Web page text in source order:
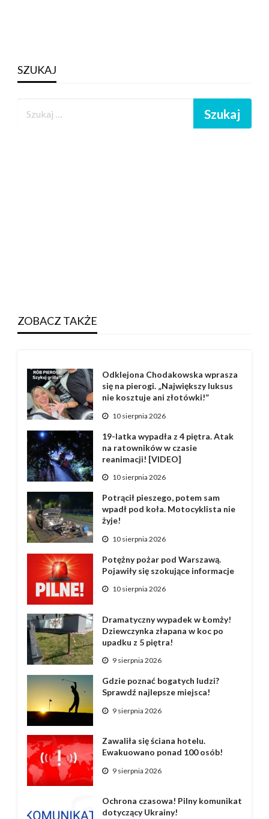
SZUKAJ
ZOBACZ TAKŻE
Odklejona Chodakowska wprasza
się na pierogi. „Największy luksus
nie kosztuje ani złotówki!”
10 sierpnia 2026
19-latka wypadła z 4 piętra. Atak
na ratowników w czasie
reanimacji! [VIDEO]
10 sierpnia 2026
Potrącił pieszego, potem sam
wpadł pod koła. Motocyklista nie
żyje!
10 sierpnia 2026
Potężny pożar pod Warszawą.
Pojawiły się szokujące informacje
10 sierpnia 2026
Dramatyczny wypadek w Łomży!
Dziewczynka złapana w koc po
upadku z 5 piętra!
9 sierpnia 2026
Gdzie poznać bogatych ludzi?
Sprawdź najlepsze miejsca!
9 sierpnia 2026
Zawaliła się ściana hotelu.
Ewakuowano ponad 100 osób!
9 sierpnia 2026
Ochrona czasowa! Pilny komunikat
dotyczący Ukrainy!